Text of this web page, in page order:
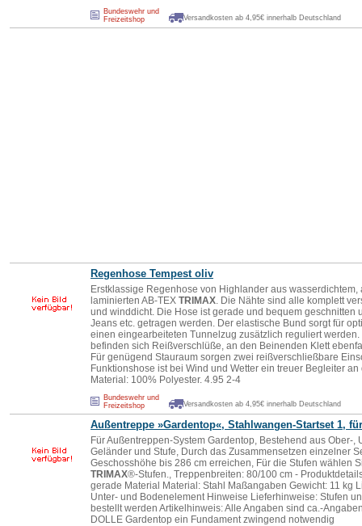
Bundeswehr und
Freizeitshop
Versandkosten ab 4,95€ innerhalb Deutschland
Regenhose Tempest oliv
Erstklassige Regenhose von Highlander aus wasserdichtem,
laminierten AB-TEX TRIMAX. Die Nähte sind alle komplett
und winddicht. Die Hose ist gerade und bequem geschnitten
Jeans etc. getragen werden. Der elastische Bund sorgt für
einen eingearbeiteten Tunnelzug zusätzlich reguliert
befinden sich Reißverschlüße, an den Beinenden Klett
Für genügend Stauraum sorgen zwei reißverschließbare
Funktionshose ist bei Wind und Wetter ein treuer Begleiter
Material: 100% Polyester. 4.95 2-4
Bundeswehr und
Freizeitshop
Versandkosten ab 4,95€ innerhalb Deutschland
Außentreppe »Gardentop«, Stahlwangen-Startset 1,
Für Außentreppen-System Gardentop, Bestehend aus Ober-
Geländer und Stufe, Durch das Zusammensetzen einzelner
Geschosshöhe bis 286 cm erreichen, Für die Stufen wählen
TRIMAX®-Stufen., Treppenbreiten: 80/100 cm -
gerade Material Material: Stahl Maßangaben Gewicht: 11 kg
Unter- und Bodenelement Hinweise Lieferhinweise: Stufen
bestellt werden Artikelhinweis: Alle Angaben sind ca.-
DOLLE Gardentop ein Fundament zwingend notwendig